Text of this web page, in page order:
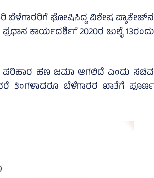
ಬೆಳೆಗಾರರಿಗೆ ಘೋಷಿಸಿದ್ದ ವಿಶೇಷ ಪ್ಯಾಕೇಜ್‌ನ
ಕಾರ್ಯದರ್ಶಿಗೆ 2020ರ ಜುಲೈ 13ರಂದು
ಪರಿಹಾರ ಹಣ ಜಮಾ ಆಗಲಿದೆ ಎಂದು ಸಚಿವ
ತಿಂಗಳಾದರೂ ಬೆಳೆಗಾರರ ಖಾತೆಗೆ ಪೂರ್ಣ